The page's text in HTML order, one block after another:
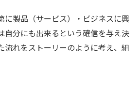
に製品（サービス）・ビジネスに興
自分にも出来るという確信を与え決
流れをストーリーのように考え、組